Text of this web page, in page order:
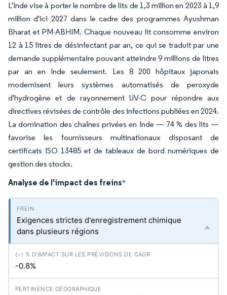
L'Inde vise à porter le nombre de lits de 1,3 million en 2023 à 1,9
million d'ici 2027 dans le cadre des programmes Ayushman
Bharat et PM-ABHIM. Chaque nouveau lit consomme environ
12 à 15 litres de désinfectant par an, ce qui se traduit par une
demande supplémentaire pouvant atteindre 9 millions de litres
par an en Inde seulement. Les 8 200 hôpitaux japonais
modernisent leurs systèmes automatisés de peroxyde
d'hydrogène et de rayonnement UV-C pour répondre aux
directives révisées de contrôle des infections publiées en 2024.
La domination des chaînes privées en Inde — 74 % des lits —
favorise les fournisseurs multinationaux disposant de
certificats ISO 13485 et de tableaux de bord numériques de
gestion des stocks.
Analyse de l'impact des freins*
Exigences strictes d'enregistrement chimique
dans plusieurs régions
-0.8%